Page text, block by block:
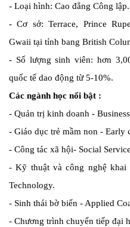
- Loại hình: Cao đẳng Công lập.
- Cơ sở: Terrace, Prince
Gwaii tại tỉnh bang British
- Số lượng sinh viên: hơn
quốc tế dao động từ 5-10%.
Các ngành học nổi bật :
- Quản trị kinh doanh -
- Giáo dục trẻ mầm non - Early
- Công tác xã hội- Social
- Kỹ thuật và công nghệ khai
Technology.
- Sinh thái bờ biển - Applied
- Chương trình chuyển tiếp đại